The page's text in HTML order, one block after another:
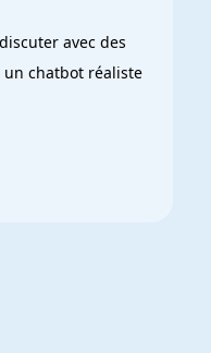
avec des
un chatbot réaliste